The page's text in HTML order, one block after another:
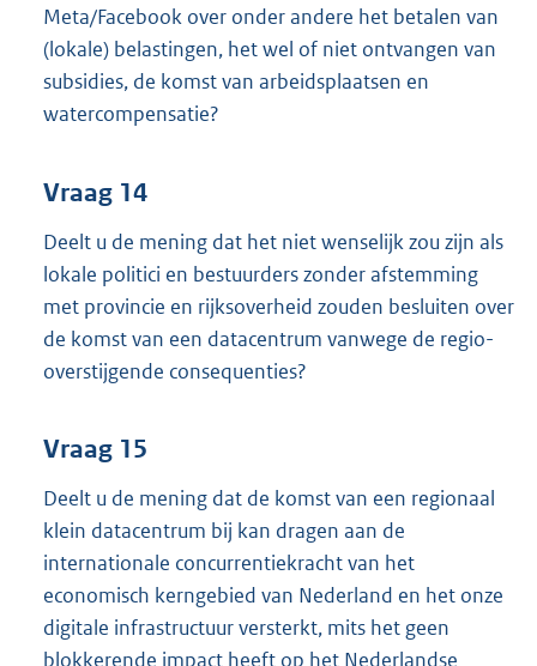
Meta/Facebook over onder andere het betalen van
(lokale) belastingen, het wel of niet ontvangen van
subsidies, de komst van arbeidsplaatsen en
watercompensatie?
Vraag 14
Deelt u de mening dat het niet wenselijk zou zijn als
lokale politici en bestuurders zonder afstemming
met provincie en rijksoverheid zouden besluiten over
de komst van een datacentrum vanwege de regio-
overstijgende consequenties?
Vraag 15
Deelt u de mening dat de komst van een regionaal
klein datacentrum bij kan dragen aan de
internationale concurrentiekracht van het
economisch kerngebied van Nederland en het onze
digitale infrastructuur versterkt, mits het geen
blokkerende impact heeft op het Nederlandse